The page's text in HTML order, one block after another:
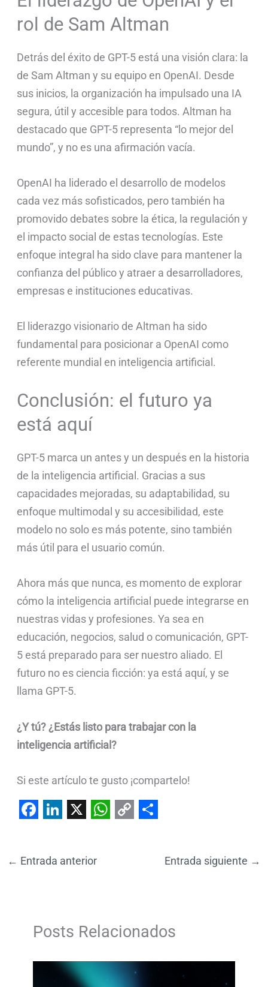
rol de Sam Altman
Detrás del éxito de GPT-5 está una visión clara: la
de Sam Altman y su equipo en OpenAI. Desde
sus inicios, la organización ha impulsado una IA
segura, útil y accesible para todos. Altman ha
destacado que GPT-5 representa “lo mejor del
mundo”, y no es una afirmación vacía.
OpenAI ha liderado el desarrollo de modelos
cada vez más sofisticados, pero también ha
promovido debates sobre la ética, la regulación y
el impacto social de estas tecnologías. Este
enfoque integral ha sido clave para mantener la
confianza del público y atraer a desarrolladores,
empresas e instituciones educativas.
El liderazgo visionario de Altman ha sido
fundamental para posicionar a OpenAI como
referente mundial en inteligencia artificial.
Conclusión: el futuro ya
está aquí
GPT-5 marca un antes y un después en la historia
de la inteligencia artificial. Gracias a sus
capacidades mejoradas, su adaptabilidad, su
enfoque multimodal y su accesibilidad, este
modelo no solo es más potente, sino también
más útil para el usuario común.
Ahora más que nunca, es momento de explorar
cómo la inteligencia artificial puede integrarse en
nuestras vidas y profesiones. Ya sea en
educación, negocios, salud o comunicación, GPT-
5 está preparado para ser nuestro aliado. El
futuro no es ciencia ficción: ya está aquí, y se
llama GPT-5.
¿Y tú? ¿Estás listo para trabajar con la
inteligencia artificial?
Si este artículo te gusto ¡compartelo!
c
n
d
I
n
a
A
p
p
i
n
k
← Entrada anterior Entrada siguiente →
Posts Relacionados